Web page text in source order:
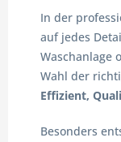
In der
auf jedes
Waschanlage
Wahl der
Effizient,
Besonders